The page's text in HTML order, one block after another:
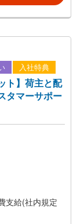
入社特典
ト】荷主と配
タマーサポー
上
支給(社内規定